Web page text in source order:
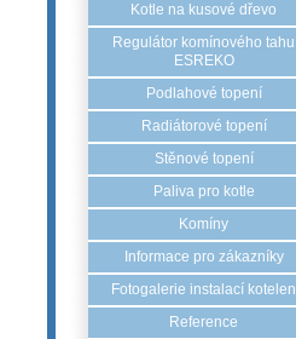
Kotle na kusové dřevo
Regulátor komínového tahu
ESREKO
Podlahové topení
Radiátorové topení
Stěnové topení
Paliva pro kotle
Komíny
Informace pro zákazníky
Fotogalerie instalací kotelen
Reference